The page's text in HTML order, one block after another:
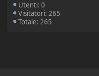
Utenti: 0
Visitatori: 265
Totale: 265